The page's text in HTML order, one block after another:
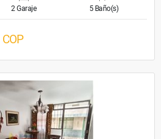
2 Garaje 5 Baño(s)
COP